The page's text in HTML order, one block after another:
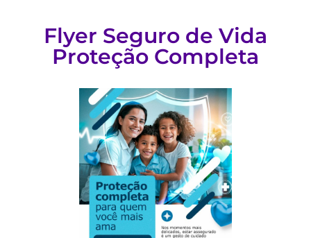
Flyer Seguro de Vida
Proteção Completa